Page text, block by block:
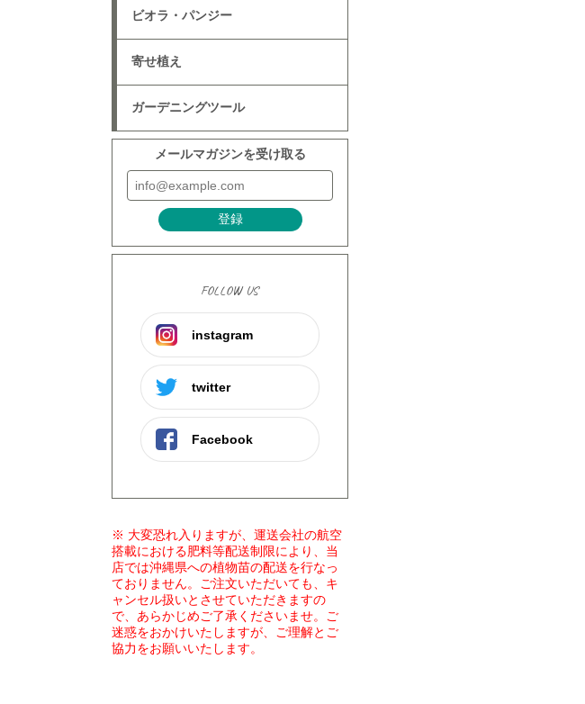
ビオラ・パンジー
寄せ植え
ガーデニングツール
メールマガジンを受け取る
登録
FOLLOW US
instagram
twitter
Facebook
※ 大変恐れ入りますが、運送会社の航空
搭載における肥料等配送制限により、当
店では沖縄県への植物苗の配送を行なっ
ておりません。ご注文いただいても、キ
ャンセル扱いとさせていただきますの
で、あらかじめご了承くださいませ。ご
迷惑をおかけいたしますが、ご理解とご
協力をお願いいたします。